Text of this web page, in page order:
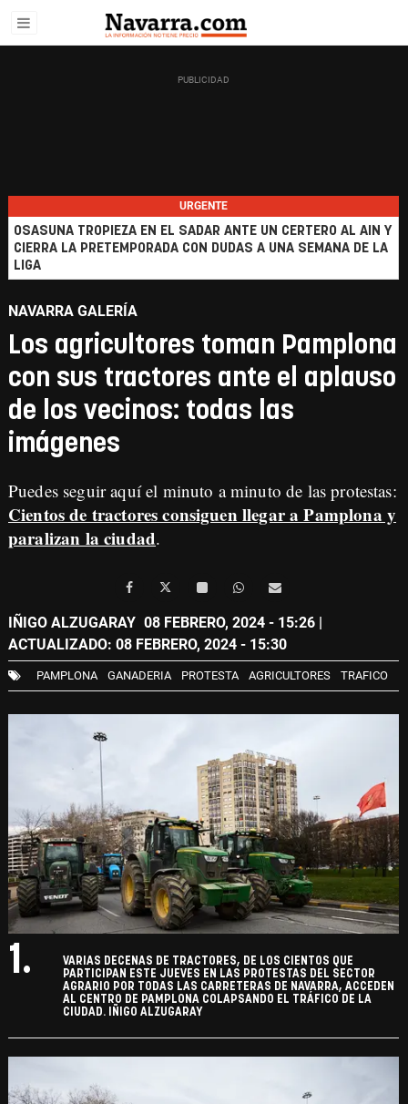
URGENTE
OSASUNA TROPIEZA EN EL SADAR ANTE UN CERTERO AL AIN Y
CIERRA LA PRETEMPORADA CON DUDAS A UNA SEMANA DE LA
LIGA
NAVARRA GALERÍA
Los agricultores toman Pamplona
con sus tractores ante el aplauso
de los vecinos: todas las
imágenes
Puedes seguir aquí el minuto a minuto de las protestas:
Cientos de tractores consiguen llegar a Pamplona y
paralizan la ciudad.
IÑIGO ALZUGARAY 08 FEBRERO, 2024 - 15:26 |
ACTUALIZADO: 08 FEBRERO, 2024 - 15:30
PAMPLONA GANADERIA PROTESTA AGRICULTORES TRAFICO
1.
VARIAS DECENAS DE TRACTORES, DE LOS CIENTOS QUE
PARTICIPAN ESTE JUEVES EN LAS PROTESTAS DEL SECTOR
AGRARIO POR TODAS LAS CARRETERAS DE NAVARRA, ACCEDEN
AL CENTRO DE PAMPLONA COLAPSANDO EL TRÁFICO DE LA
CIUDAD. IÑIGO ALZUGARAY